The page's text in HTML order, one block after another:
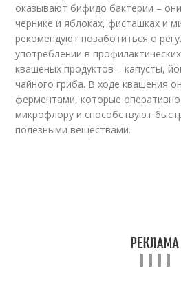
оказывают бифидо бактерии –
чернике и яблоках, фисташках и
рекомендуют позаботиться о
употреблении в
квашеных продуктов – капусты,
чайного гриба. В ходе квашения
ферментами, которые
микрофлору и способствуют
полезными веществами.